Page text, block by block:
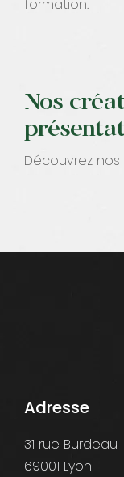
formation.
Nos
Découvrez
Adresse
31 rue Burdeau
69001 Lyon